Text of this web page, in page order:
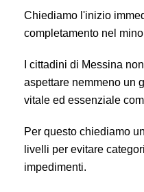
Chiediamo l'inizio
completamento nel
I cittadini di Messina
aspettare nemmeno un
vitale ed essenziale
Per questo chiediamo
livelli per evitare
impedimenti.